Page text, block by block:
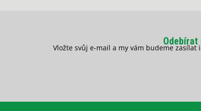
Vložte svůj e-mail a my vám budeme